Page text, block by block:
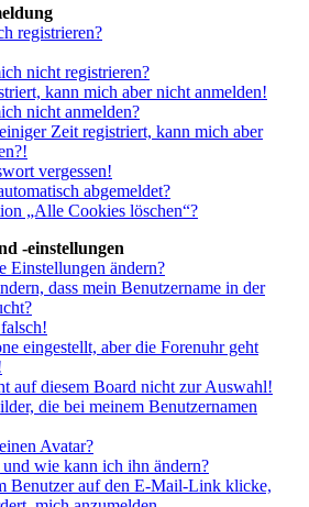
registrieren?
nicht registrieren?
kann mich aber nicht anmelden!
nicht anmelden?
Zeit registriert, kann mich aber
vergessen!
abgemeldet?
„Alle Cookies löschen“?
-einstellungen
Einstellungen ändern?
dass mein Benutzername in der
eingestellt, aber die Forenuhr geht
auf diesem Board nicht zur Auswahl!
die bei meinem Benutzernamen
Avatar?
wie kann ich ihn ändern?
Benutzer auf den E-Mail-Link klicke,